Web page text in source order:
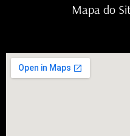
Mapa do